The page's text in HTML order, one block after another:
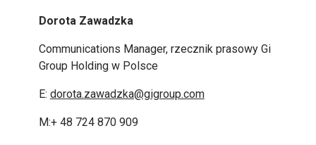
Dorota Zawadzka
Communications Manager, rzecznik prasowy Gi
Group Holding w Polsce
E: dorota.zawadzka@gigroup.com
M:+ 48 724 870 909